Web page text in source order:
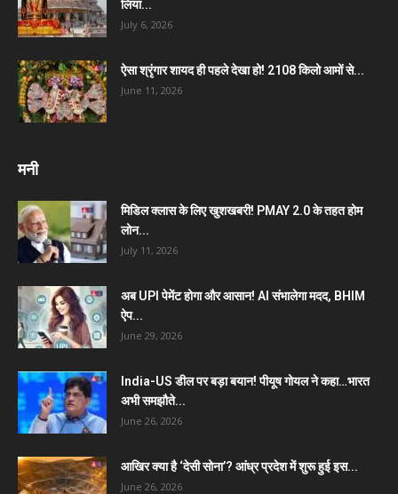
लिया...
July 6, 2026
ऐसा श्रृंगार शायद ही पहले देखा हो! 2108 किलो आमों से...
June 11, 2026
मनी
मिडिल क्लास के लिए खुशखबरी! PMAY 2.0 के तहत होम
लोन...
July 11, 2026
अब UPI पेमेंट होगा और आसान! AI संभालेगा मदद, BHIM
ऐप...
June 29, 2026
India-US डील पर बड़ा बयान! पीयूष गोयल ने कहा…भारत
अभी समझौते...
June 26, 2026
आखिर क्या है ‘देसी सोना’? आंध्र प्रदेश में शुरू हुई इस...
June 26, 2026